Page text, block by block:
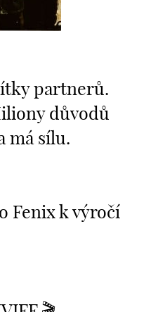
partnerů.
důvodů
má sílu.
Fenix k výročí